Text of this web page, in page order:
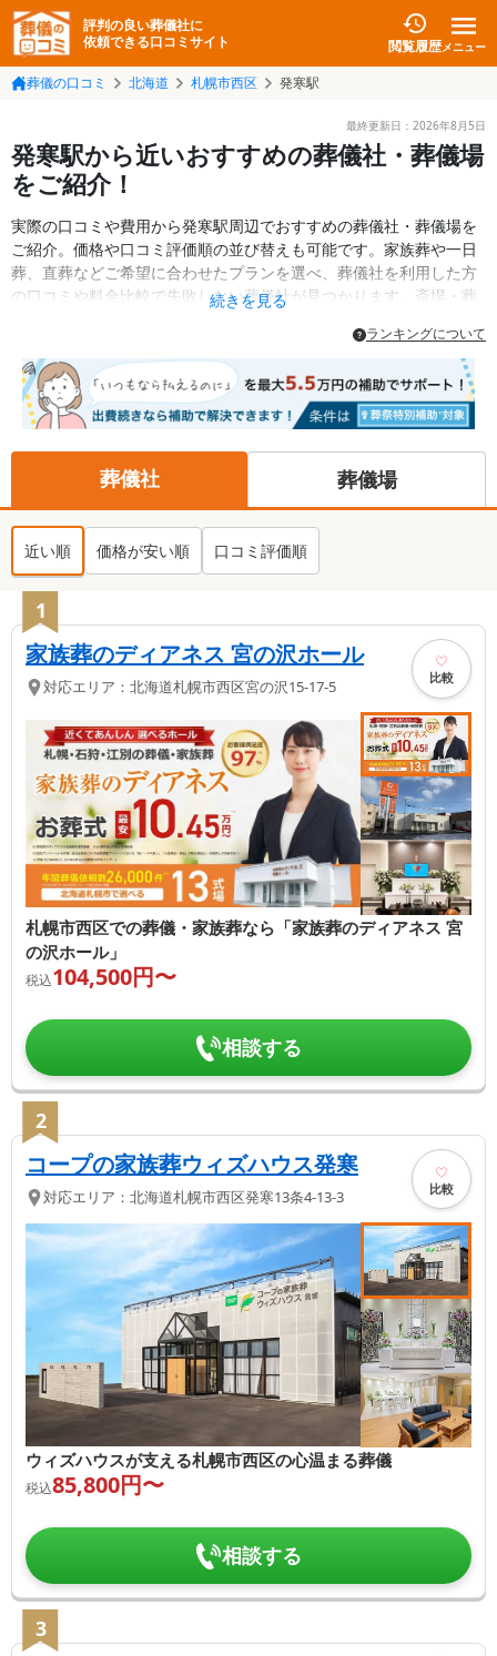
評判の良い葬儀社に
依頼できる口コミサイト
閲覧履歴メニュー
葬儀の口コミ 北海道 札幌市西区 発寒駅
最終更新日： 2026年8月5日
発寒駅から近いおすすめの葬儀社・葬儀場
をご紹介！
実際の口コミや費用から発寒駅周辺でおすすめの葬儀社・葬儀場を
ご紹介。価格や口コミ評価順の並び替えも可能です。家族葬や一日
葬、直葬などご希望に合わせたプランを選べ、葬儀社を利用した方
の口コミや料金比較で失敗しない葬儀社が見つかります。斎場・葬
情報も掲載しています。24時間の相談受付で深夜・早朝でも対応可
能です。
続きを見る
ランキングについて
葬儀社 葬儀場
近い順 価格が安い順 口コミ評価順
1
家族葬のディアネス 宮の沢ホール
対応エリア： 北海道札幌市西区宮の沢15-17-5 比較
札幌市西区での葬儀・家族葬なら「家族葬のディアネス 宮
の沢ホール」
税込104,500円〜
相談する
2
コープの家族葬ウィズハウス発寒
対応エリア： 北海道札幌市西区発寒13条4-13-3 比較
ウィズハウスが支える札幌市西区の心温まる葬儀
税込85,800円〜
相談する
3